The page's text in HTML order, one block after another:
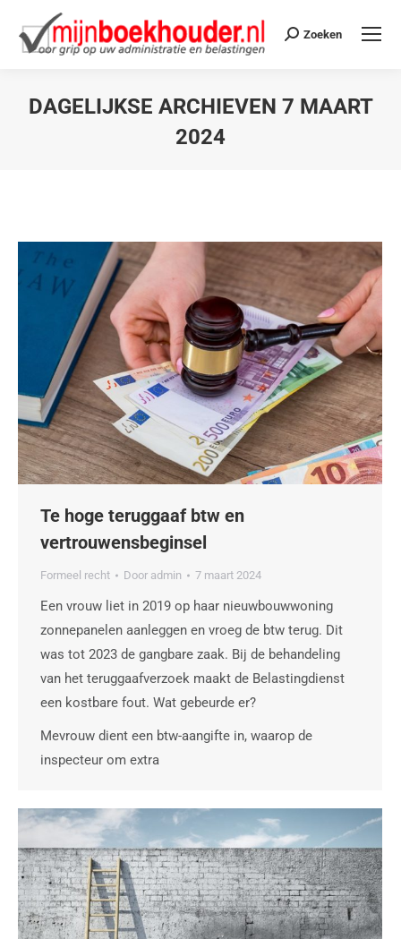
Zoeken
DAGELIJKSE ARCHIEVEN 7 MAART
2024
Te hoge teruggaaf btw en
vertrouwensbeginsel
Formeel recht Door admin 7 maart 2024
Een vrouw liet in 2019 op haar nieuwbouwwoning
zonnepanelen aanleggen en vroeg de btw terug. Dit
was tot 2023 de gangbare zaak. Bij de behandeling
van het teruggaafverzoek maakt de Belastingdienst
een kostbare fout. Wat gebeurde er?
Mevrouw dient een btw-aangifte in, waarop de
inspecteur om extra